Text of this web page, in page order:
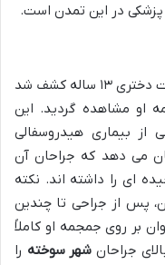
در این تمدن است.
در یکی دیگر از گورهای شهر سوخته، اسکلت دختری ۱۳ ساله کشف شد
او مشاهده گردید. این
بیماری هیدروسفالی
می دهد که جراحان آن
ای را داشته اند. نکته
پس از جراحی تا چندین
بر روی جمجمه او کاملاً
جراحان شهر سوخته را